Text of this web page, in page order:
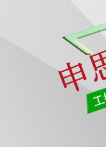
上海申思特自动